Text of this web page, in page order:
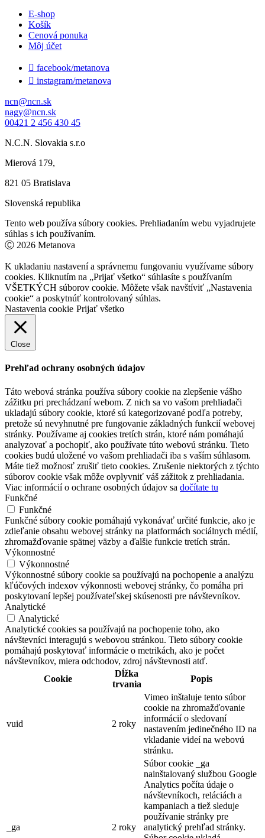
E-shop
Košík
Cenová ponuka
Môj účet
 facebook/metanova
 instagram/metanova
ncn@ncn.sk
nagy@ncn.sk
00421 2 456 430 45
N.C.N. Slovakia s.r.o
Mierová 179,
821 05 Bratislava
Slovenská republika
Tento web používa súbory cookies. Prehliadaním webu vyjadrujete
súhlas s ich používaním.
Ⓒ 2026 Metanova
K ukladaniu nastavení a správnemu fungovaniu využívame súbory
cookies. Kliknutím na „Prijať všetko“ súhlasíte s používaním
VŠETKÝCH súborov cookie. Môžete však navštíviť „Nastavenia
cookie“ a poskytnúť kontrolovaný súhlas.
Nastavenia cookie Prijať všetko
Close
Prehľad ochrany osobných údajov
Táto webová stránka používa súbory cookie na zlepšenie vášho
zážitku pri prechádzaní webom. Z nich sa vo vašom prehliadači
ukladajú súbory cookie, ktoré sú kategorizované podľa potreby,
pretože sú nevyhnutné pre fungovanie základných funkcií webovej
stránky. Používame aj cookies tretích strán, ktoré nám pomáhajú
analyzovať a pochopiť, ako používate túto webovú stránku. Tieto
cookies budú uložené vo vašom prehliadači iba s vaším súhlasom.
Máte tiež možnosť zrušiť tieto cookies. Zrušenie niektorých z týchto
súborov cookie však môže ovplyvniť váš zážitok z prehliadania.
Viac informácií o ochrane osobných údajov sa dočítate tu
Funkčné
Funkčné
Funkčné súbory cookie pomáhajú vykonávať určité funkcie, ako je
zdieľanie obsahu webovej stránky na platformách sociálnych médií,
zhromažďovanie spätnej väzby a ďalšie funkcie tretích strán.
Výkonnostné
Výkonnostné
Výkonnostné súbory cookie sa používajú na pochopenie a analýzu
kľúčových indexov výkonnosti webovej stránky, čo pomáha pri
poskytovaní lepšej používateľskej skúsenosti pre návštevníkov.
Analytické
Analytické
Analytické cookies sa používajú na pochopenie toho, ako
návštevníci interagujú s webovou stránkou. Tieto súbory cookie
pomáhajú poskytovať informácie o metrikách, ako je počet
návštevníkov, miera odchodov, zdroj návštevnosti atď.
Cookie
Dĺžka
trvania
Popis
vuid 2 roky
Vimeo inštaluje tento súbor
cookie na zhromažďovanie
informácií o sledovaní
nastavením jedinečného ID na
vkladanie videí na webovú
stránku.
_ga 2 roky
Súbor cookie _ga
nainštalovaný službou Google
Analytics počíta údaje o
návštevníkoch, reláciách a
kampaniach a tiež sleduje
používanie stránky pre
analytický prehľad stránky.